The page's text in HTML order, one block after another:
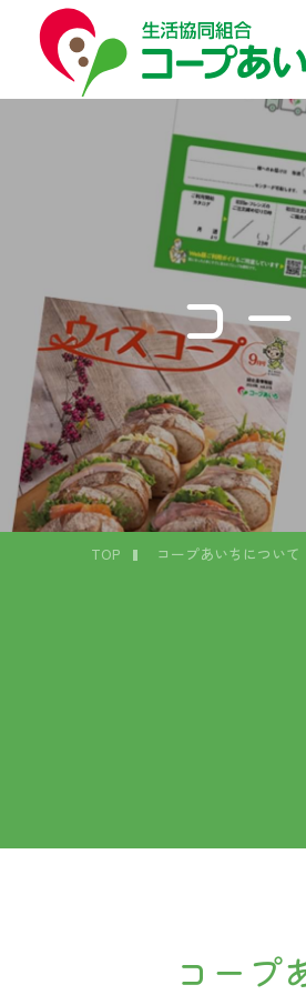
コ
TOP コープあいちについて
コープ